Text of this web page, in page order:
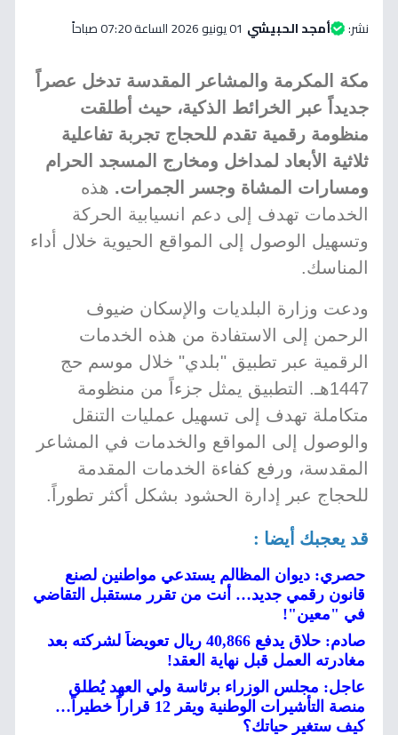
نشر: أمجد الحبيشي 01 يونيو 2026 الساعة 07:20 صباحاً
مكة المكرمة والمشاعر المقدسة تدخل عصراً
جديداً عبر الخرائط الذكية، حيث أطلقت
منظومة رقمية تقدم للحجاج تجربة تفاعلية
ثلاثية الأبعاد لمداخل ومخارج المسجد الحرام
ومسارات المشاة وجسر الجمرات. هذه
الخدمات تهدف إلى دعم انسيابية الحركة
وتسهيل الوصول إلى المواقع الحيوية خلال أداء
المناسك.
ودعت وزارة البلديات والإسكان ضيوف
الرحمن إلى الاستفادة من هذه الخدمات
الرقمية عبر تطبيق "بلدي" خلال موسم حج
1447هـ. التطبيق يمثل جزءاً من منظومة
متكاملة تهدف إلى تسهيل عمليات التنقل
والوصول إلى المواقع والخدمات في المشاعر
المقدسة، ورفع كفاءة الخدمات المقدمة
للحجاج عبر إدارة الحشود بشكل أكثر تطوراً.
قد يعجبك أيضا :
حصري: ديوان المظالم يستدعي مواطنين لصنع
قانون رقمي جديد… أنت من تقرر مستقبل التقاضي
في "معين"!
صادم: حلاق يدفع 40,866 ريال تعويضاً لشركته بعد
مغادرته العمل قبل نهاية العقد!
عاجل: مجلس الوزراء برئاسة ولي العهد يُطلق
منصة التأشيرات الوطنية ويقر 12 قراراً خطيراً…
كيف ستغير حياتك؟